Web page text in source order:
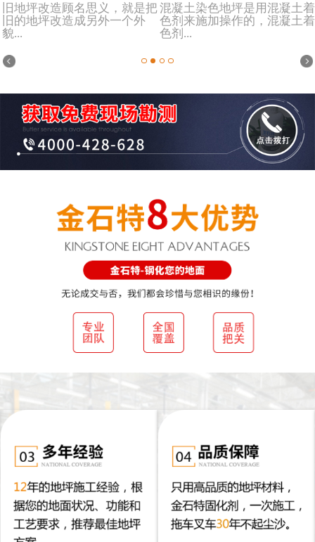
旧地坪改造顾名思义，就是把
旧的地坪改造成另外一个外
貌...
混凝土染色地坪是用混凝土着
色剂来施加操作的，混凝土着
色剂...